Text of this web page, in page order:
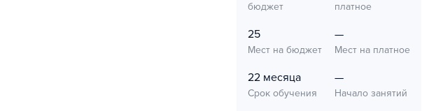
бюджет
платное
25
Мест на бюджет
—
Мест на платное
22 месяца
Срок обучения
—
Начало занятий